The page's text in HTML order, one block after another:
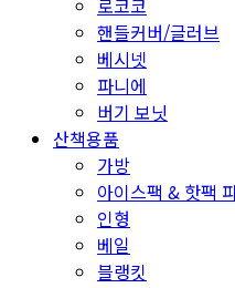
핸들커버/글러브
베시넷
파니에
버기 보닛
산책용품
가방
아이스팩 & 핫팩
인형
베일
블랭킷